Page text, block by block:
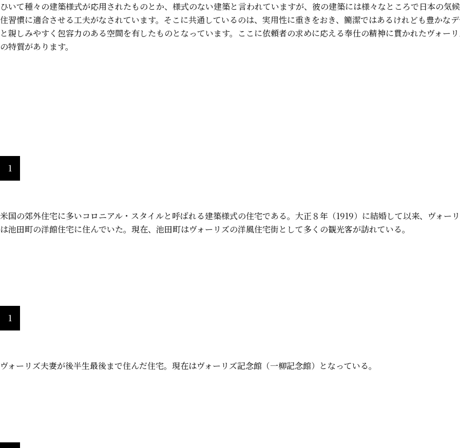
ひいて種々の建築様式が応用されたものとか、様式のない建築と言われていますが、彼の建築には様々なところで日本の気
住習慣に適合させる工夫がなされています。そこに共通しているのは、実用性に重きをおき、簡潔ではあるけれども豊かな
と親しみやすく包容力のある空間を有したものとなっています。ここに依頼者の求めに応える奉仕の精神に貫かれたヴォー
の特質があります。
1
米国の郊外住宅に多いコロニアル・スタイルと呼ばれる建築様式の住宅である。大正８年（1919）に結婚して以来、ヴォー
は池田町の洋館住宅に住んでいた。現在、池田町はヴォーリズの洋風住宅街として多くの観光客が訪れている。
1
ヴォーリズ夫妻が後半生最後まで住んだ住宅。現在はヴォーリズ記念館（一柳記念館）となっている。